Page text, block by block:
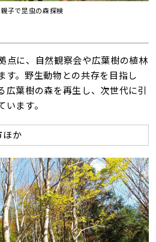
子で昆虫の森探検
点に、自然観察会や広葉樹の植林
す。野生動物との共存を目指し
広葉樹の森を再生し、次世代に引
ます。
ほか